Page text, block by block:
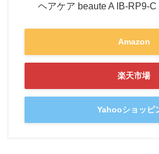
ヘアケア beaute A IB-RP9-C
Amazon
楽天市場
Yahooショッピ